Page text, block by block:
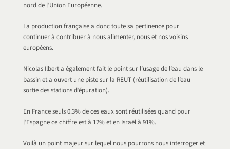
nord de l’Union Européenne.
La production française a donc toute sa pertinence pour
continuer à contribuer à nous alimenter, nous et nos voisins
européens.
Nicolas Ilbert a également fait le point sur l’usage de l’eau dans le
bassin et a ouvert une piste sur la REUT (réutilisation de l’eau
sortie des stations d’épuration).
En France seuls 0.3% de ces eaux sont réutilisées quand pour
l’Espagne ce chiffre est à 12% et en Israël à 91%.
Voilà un point majeur sur lequel nous pourrons nous interroger et